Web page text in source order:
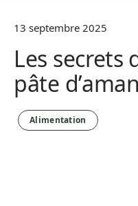
13 septembre 2025
Les secrets
pâte
Alimentation